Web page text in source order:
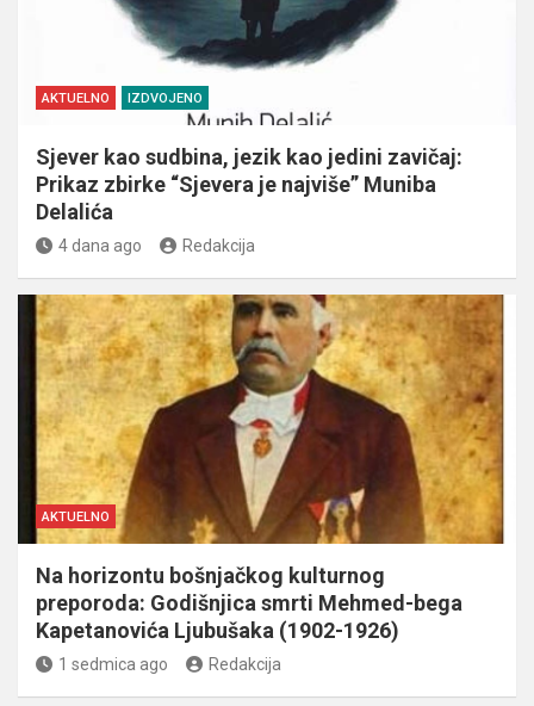
AKTUELNO IZDVOJENO
Sjever kao sudbina, jezik kao jedini zavičaj:
Prikaz zbirke “Sjevera je najviše” Muniba
Delalića
4 dana ago Redakcija
AKTUELNO
Na horizontu bošnjačkog kulturnog
preporoda: Godišnjica smrti Mehmed-bega
Kapetanovića Ljubušaka (1902-1926)
1 sedmica ago Redakcija